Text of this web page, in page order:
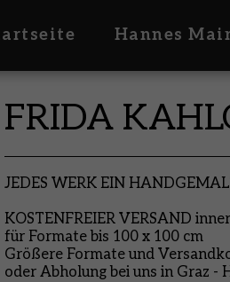
Hannes
FRIDA
JEDES WERK EIN
KOSTENFREIER VERSAND
für Formate bis 100 x 100 cm
Größere Formate und
oder Abholung bei uns in Graz -